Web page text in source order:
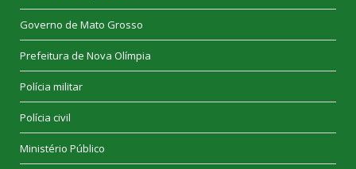
Governo de Mato Grosso
Prefeitura de Nova Olímpia
Polícia militar
Polícia civil
Ministério Público